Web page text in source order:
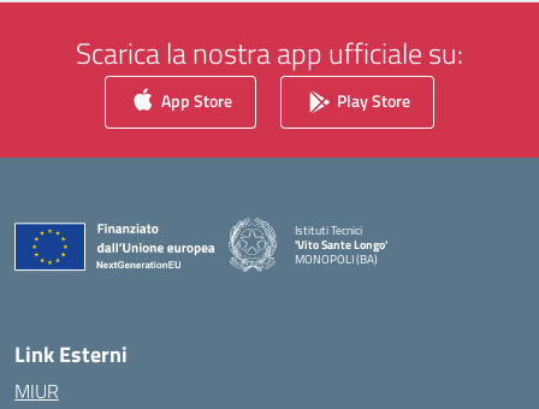
Scarica la nostra app ufficiale su:
App Store Play Store
Istituti Tecnici
'Vito Sante Longo'
MONOPOLI (BA)
Link Esterni
MIUR